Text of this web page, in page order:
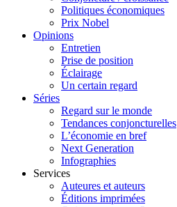
Politiques économiques
Prix Nobel
Opinions
Entretien
Prise de position
Éclairage
Un certain regard
Séries
Regard sur le monde
Tendances conjoncturelles
L’économie en bref
Next Generation
Infographies
Services
Auteures et auteurs
Éditions imprimées